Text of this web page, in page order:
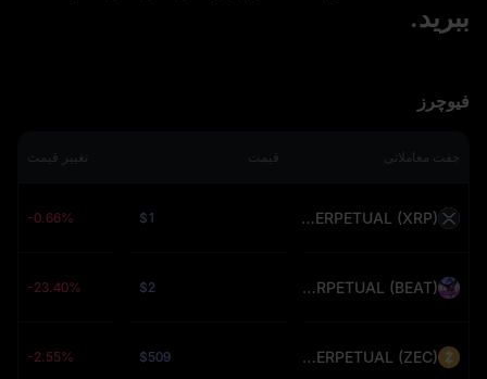
ببرید.
فیوچرز
جفت معاملاتی قیمت تغییر قیمت
XRPUSDT PERPETUAL (XRP)
$1
-0.66%
BEATUSDT PERPETUAL (BEAT)
$2
-23.40%
ZECUSDT PERPETUAL (ZEC)
$509
-2.55%